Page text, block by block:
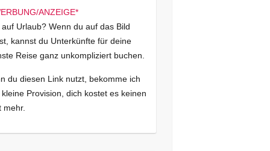
auf Urlaub? Wenn du auf das Bild
kannst du Unterkünfte für deine
Reise ganz unkompliziert buchen.
du diesen Link nutzt, bekomme ich
Provision, dich kostet es keinen
mehr.